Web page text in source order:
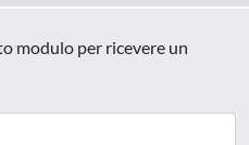
modulo per ricevere un